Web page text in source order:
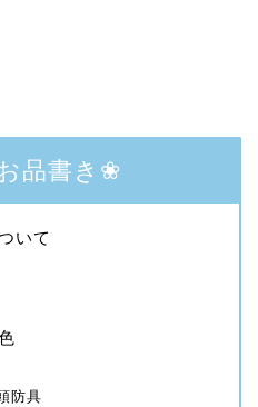
品書き❀
いて
防具